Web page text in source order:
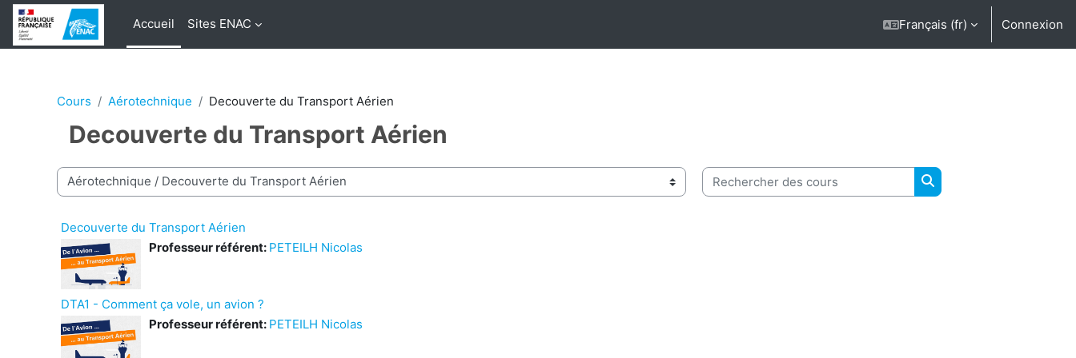
Passer au contenu principal
Accueil
Sites ENAC Français ‎(fr)‎ Connexion
Cours Aérotechnique Decouverte du Transport Aérien
Decouverte du Transport Aérien
de cours
Rechercher des cours
Rechercher des cours
Decouverte du Transport Aérien
Professeur référent: PETEILH Nicolas
DTA1 - Comment ça vole, un avion ?
Professeur référent: PETEILH Nicolas